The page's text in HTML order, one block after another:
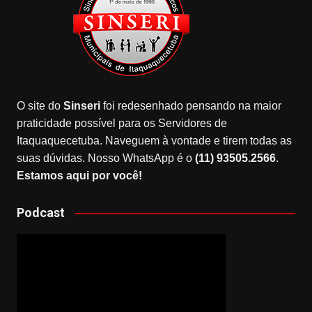
O site do Sinserifoi redesenhado pensando na maior
praticidade possível para os Servidores de
Itaquaquecetuba. Naveguem à vontade e tirem todas as
suas dúvidas. Nosso WhatsApp é o (11) 93505.2566.
Estamos aqui por você!
Podcast